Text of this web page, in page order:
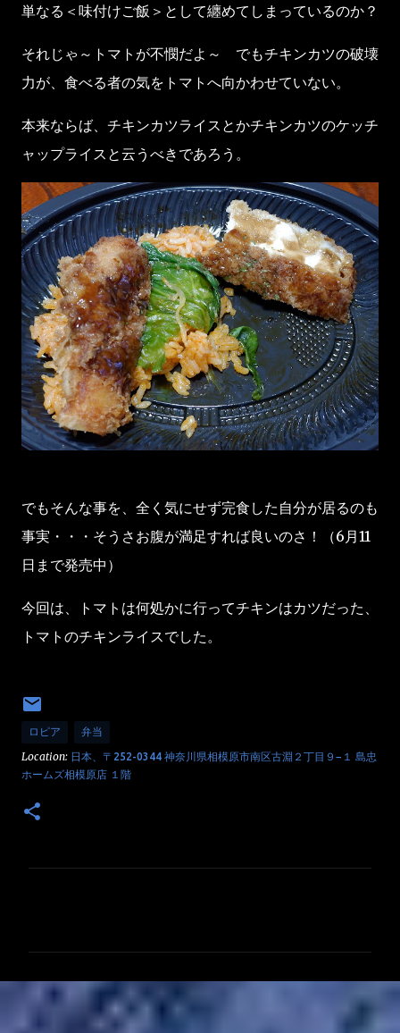
単なる＜味付けご飯＞として纏めてしまっているのか？
それじゃ～トマトが不憫だよ～ でもチキンカツの破壊
力が、食べる者の気をトマトへ向かわせていない。
本来ならば、チキンカツライスとかチキンカツのケッチ
ャップライスと云うべきであろう。
でもそんな事を、全く気にせず完食した自分が居るのも
事実・・・そうさお腹が満足すれば良いのさ！（6月11
日まで発売中）
今回は、トマトは何処かに行ってチキンはカツだった、
トマトのチキンライスでした。
ロピア 弁当
Location: 日本、〒252-0344 神奈川県相模原市南区古淵２丁目９−１ 島忠
ホームズ相模原店 １階